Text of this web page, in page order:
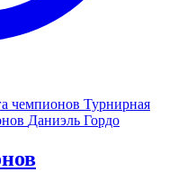
чемпионов Турнирная
Даниэль Гордо